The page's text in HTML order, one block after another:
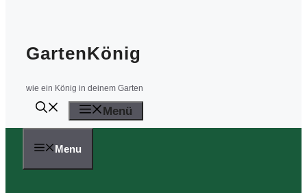
GartenKönig
wie ein König in deinem Garten
Menü
Menu